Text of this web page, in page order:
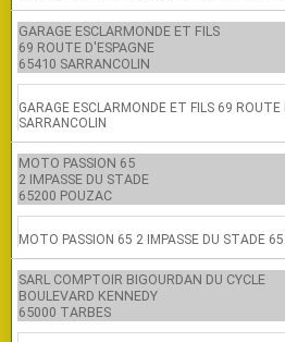
GARAGE ESCLARMONDE ET FILS
69 ROUTE D'ESPAGNE
65410 SARRANCOLIN
GARAGE ESCLARMONDE ET FILS 69
SARRANCOLIN
MOTO PASSION 65
2 IMPASSE DU STADE
65200 POUZAC
MOTO PASSION 65 2 IMPASSE DU STADE
SARL COMPTOIR BIGOURDAN DU CYCLE
BOULEVARD KENNEDY
65000 TARBES